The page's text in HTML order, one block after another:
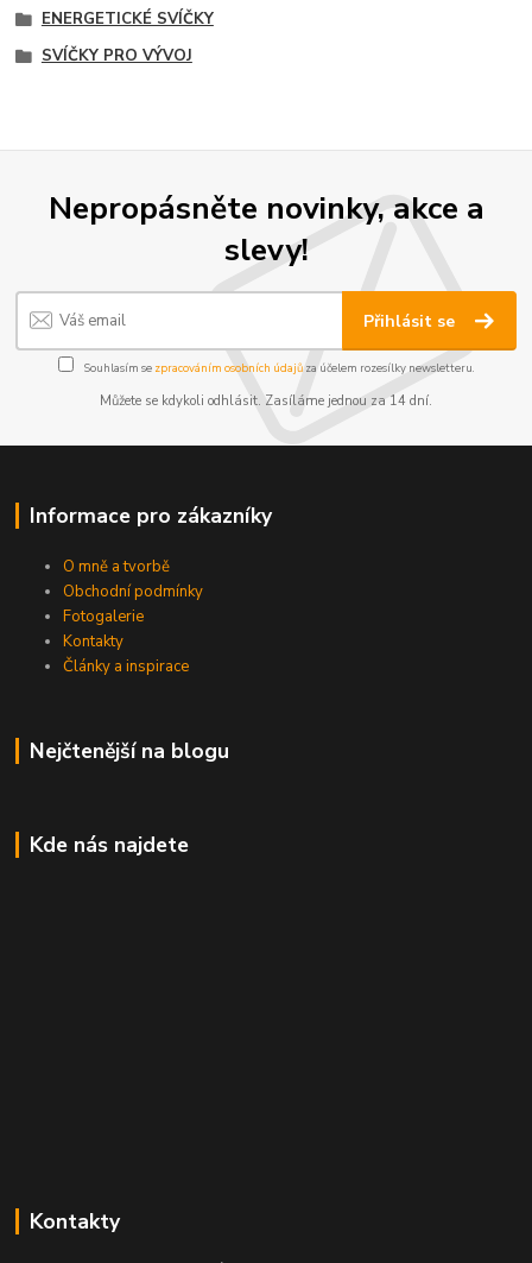
ENERGETICKÉ SVÍČKY
SVÍČKY PRO VÝVOJ
Nepropásněte novinky, akce a
slevy!
Přihlásit se
Souhlasím se zpracováním osobních údajůza účelem rozesílky newsletteru.
Můžete se kdykoli odhlásit. Zasíláme jednou za 14 dní.
Informace pro zákazníky
O mně a tvorbě
Obchodní podmínky
Fotogalerie
Kontakty
Články a inspirace
Nejčtenější na blogu
Kde nás najdete
Kontakty